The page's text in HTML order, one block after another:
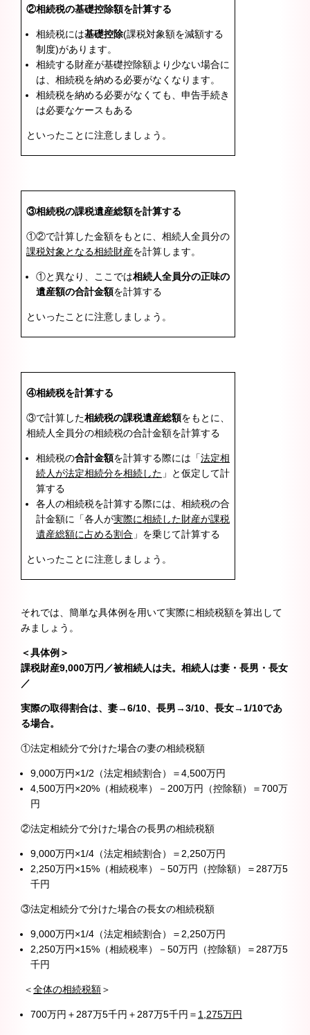
②相続税の基礎控除額を計算する
相続税には基礎控除(課税対象額を減額する
制度)があります。
相続する財産が基礎控除額より少ない場合に
は、相続税を納める必要がなくなります。
相続税を納める必要がなくても、申告手続き
は必要なケースもある
といったことに注意しましょう。
③相続税の課税遺産総額を計算する
①②で計算した金額をもとに、相続人全員分の
課税対象となる相続財産を計算します。
①と異なり、ここでは相続人全員分の正味の
遺産額の合計金額を計算する
といったことに注意しましょう。
④相続税を計算する
③で計算した相続税の課税遺産総額をもとに、
相続人全員分の相続税の合計金額を計算する
相続税の合計金額を計算する際には「法定相
続人が法定相続分を相続した 」と仮定して計
算する
各人の相続税を計算する際には、相続税の合
計金額に「各人が実際に相続した財産が課税
遺産総額に占める割合 」を乗じて計算する
といったことに注意しましょう。
それでは、簡単な具体例を用いて実際に相続税額を算出して
みましょう。
＜具体例＞
課税財産9,000万円／被相続人は夫。相続人は妻・長男・長女
／
実際の取得割合は、妻→6/10、長男→3/10、長女→1/10であ
る場合。
①法定相続分で分けた場合の妻の相続税額
9,000万円×1/2（法定相続割合）＝4,500万円
4,500万円×20%（相続税率）－200万円（控除額）＝700万
円
②法定相続分で分けた場合の長男の相続税額
9,000万円×1/4（法定相続割合）＝2,250万円
2,250万円×15%（相続税率）－50万円（控除額）＝287万5
千円
③法定相続分で分けた場合の長女の相続税額
9,000万円×1/4（法定相続割合）＝2,250万円
2,250万円×15%（相続税率）－50万円（控除額）＝287万5
千円
＜全体の相続税額＞
700万円＋287万5千円＋287万5千円＝ 1,275万円